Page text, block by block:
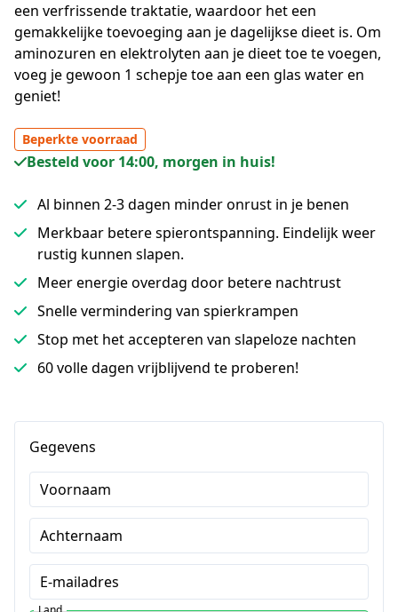
een verfrissende traktatie, waardoor het een
gemakkelijke toevoeging aan je dagelijkse dieet is. Om
aminozuren en elektrolyten aan je dieet toe te voegen,
voeg je gewoon 1 schepje toe aan een glas water en
geniet!
Beperkte voorraad
Besteld voor 14:00, morgen in huis!
Al binnen 2-3 dagen minder onrust in je benen
Merkbaar betere spierontspanning. Eindelijk weer
rustig kunnen slapen.
Meer energie overdag door betere nachtrust
Snelle vermindering van spierkrampen
Stop met het accepteren van slapeloze nachten
60 volle dagen vrijblijvend te proberen!
Gegevens
Voornaam
Achternaam
E-mailadres